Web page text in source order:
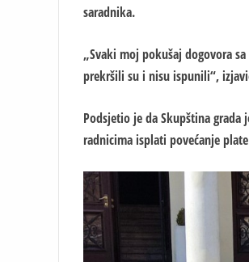
saradnika.
„Svaki moj pokušaj dogovora
prekršili su i nisu ispunili“,
Podsjetio je da Skupština
radnicima isplati povećanje